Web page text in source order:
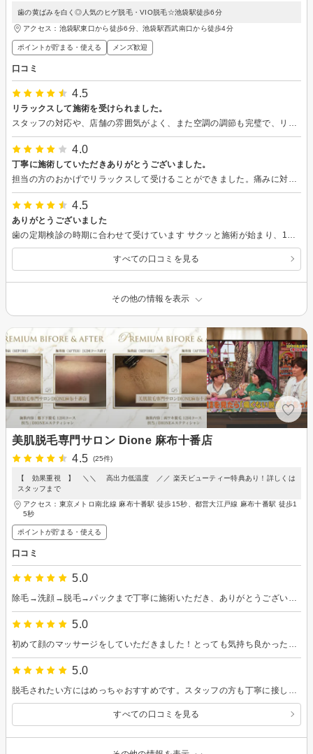
歯の黄ばみを白く◎人気のヒゲ脱毛・VIO脱毛☆池袋駅徒歩6分
アクセス：池袋駅東口から徒歩6分、池袋駅西武南口から徒歩4分
ポイントが貯まる・使える メンズ歓迎
口コミ
4.5
リラックスして施術を受けられました。
4.0
丁寧に施術していただきありがとうございました。
4.5
ありがとうございました
すべての口コミを見る
その他の情報を表示
美肌脱毛専門サロン Dione 麻布十番店
4.5
(25件)
【 効果重視 】 ＼＼ 高出力低温度 ／／ 楽天ビューティー特典あり！詳しくは
スタッフまで
アクセス：東京メトロ南北線 麻布十番駅 徒歩15秒、都営大江戸線 麻布十番駅 徒歩1
5秒
ポイントが貯まる・使える
口コミ
5.0
5.0
5.0
すべての口コミを見る